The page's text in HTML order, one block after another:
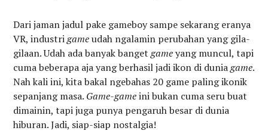
Dari jaman jadul pake gameboy sampe sekarang eranya
VR, industrigameudah ngalamin perubahan yang gila-
gilaan. Udah ada banyak bangetgameyang muncul, tapi
cuma beberapa aja yang berhasil jadi ikon di duniagame.
Nah kali ini, kita bakal ngebahas 20 game paling ikonik
sepanjang masa. Game-gameini bukan cuma seru buat
dimainin, tapi juga punya pengaruh besar di dunia
hiburan. Jadi, siap-siap nostalgia!